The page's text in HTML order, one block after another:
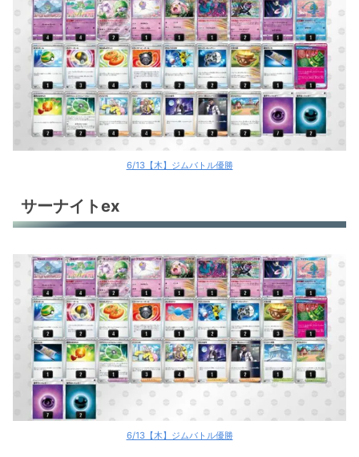
6/13【木】ジムバトル優勝
サーナイトex
6/13【木】ジムバトル優勝